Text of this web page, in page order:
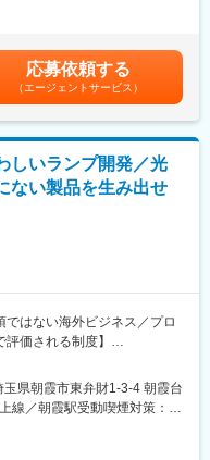
話、WEB会議を中心
欠かせない「動く」「止ま
ーズの高まりにより、制御盤
スタート。
す。
お客様ごとの課題解決を行
携しながら知識を習得して
未経験の方でも徐々に専門
お客様の課題やニーズをヒ
が中心となるため、お客様
ルです。
あります。月給(月額)は固定手
応募依頼する
（エージェントサービス）
しいランプ開発／光
ない製品を生み出せ
ではない海外ビジネス／プロ
価される制度】
持つメーカーにて、海外案
です。製品を、「売る」だ
、営業の立場から製品づく
。
朝霞市東弁財1-3-4 朝霞台
線／朝霞駅受動喫煙対策：屋
事業所（リモートワーク含